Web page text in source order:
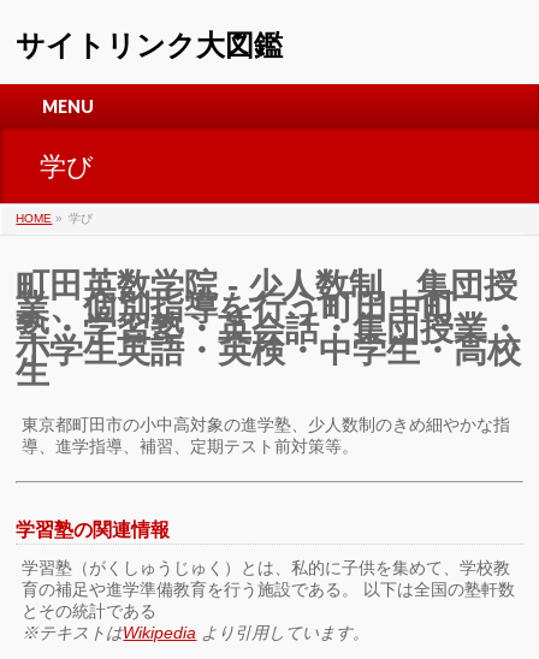
サイトリンク大図鑑
MENU
学び
HOME » 学び
町田英数学院 - 少人数制 集団授
業、個別指導を行う町田中町
塾・学習塾・英会話・集団授業・
小学生英語・英検・中学生・高校
生
東京都町田市の小中高対象の進学塾、少人数制のきめ細やかな指
導、進学指導、補習、定期テスト前対策等。
学習塾の関連情報
学習塾（がくしゅうじゅく）とは、私的に子供を集めて、学校教
育の補足や進学準備教育を行う施設である。 以下は全国の塾軒数
とその統計である
※テキストはWikipedia より引用しています。